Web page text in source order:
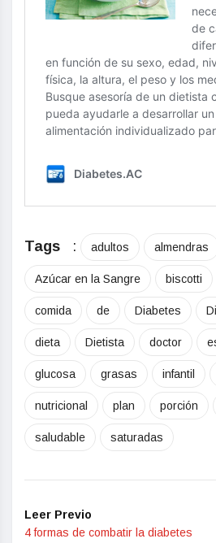
Tags : adultos almendras
Azúcar en la Sangre biscotti
comida de Diabetes
dieta Dietista doctor
glucosa grasas infantil
nutricional plan porción
saludable saturadas
Leer Previo
4 formas de combatir la diabetes